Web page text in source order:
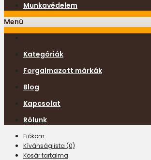
Munkavédelem
Menü
Kategóriák
Forgalmazott márkák
Blog
Kapcsolat
Rólunk
Fiókom
Kívánságlista (0)
Kosár tartalma